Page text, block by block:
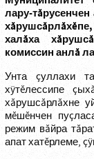
лару-
халăха
комиссин анлă
Унта çуллахи
хÿтĕлессипе
хăрушсăрлăхне
мĕшĕнчен
режим вăйра
апат хатĕрлеме,